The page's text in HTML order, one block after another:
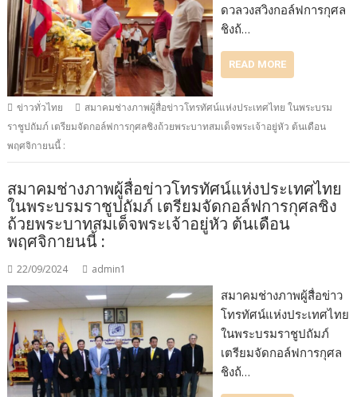
ดวลวงสวิงกอล์ฟการกุศล
ชิงถ้…
READ MORE
ข่าวทั่วไทย
สมาคมช่างภาพผู้สื่อข่าวโทรทัศน์แห่งประเทศไทย ในพระบรม
ราชูปถัมภ์ เตรียมจัดกอล์ฟการกุศลชิงถ้วยพระบาทสมเด็จพระเจ้าอยู่หัว ต้นเดือน
พฤศจิกายนนี้ :
สมาคมช่างภาพผู้สื่อข่าวโทรทัศน์แห่งประเทศไทย
ในพระบรมราชูปถัมภ์ เตรียมจัดกอล์ฟการกุศลชิง
ถ้วยพระบาทสมเด็จพระเจ้าอยู่หัว ต้นเดือน
พฤศจิกายนนี้ :
22/09/2024 admin1
สมาคมช่างภาพผู้สื่อข่าว
โทรทัศน์แห่งประเทศไทย
ในพระบรมราชูปถัมภ์
เตรียมจัดกอล์ฟการกุศล
ชิงถ้…